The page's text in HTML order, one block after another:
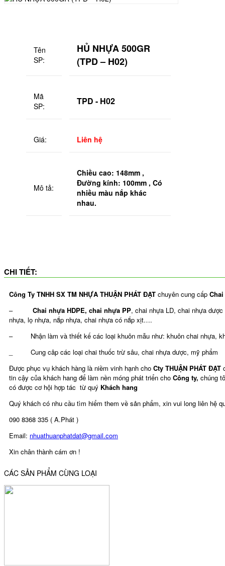
Tên
SP:
HỦ NHỰA 500GR
(TPD – H02)
Mã
SP:
TPD - H02
Giá: Liên hệ
Mô tả:
Chiều cao: 148mm ,
Đường kính: 100mm , Có
nhiều màu nắp khác
nhau.
CHI TIẾT:
Công Ty TNHH SX TM NHỰA THUẬN PHÁT ĐẠT chuyên cung cấp
– Chai nhựa HDPE, chai nhựa PP, chai nhựa LD, chai nhựa
nhựa, lọ nhựa, nắp nhựa, chai nhựa có nắp xịt….
– Nhận làm và thiết kế các loại khuôn mẫu như: khuôn chai nhựa,
_ Cung câp các loại chai thuốc trừ sâu, chai nhựa dược, mỹ phẩm
Được phục vụ khách hàng là niềm vinh hạnh cho Cty THUẬN PHÁT ĐẠT
tin cậy của khách hang để làm nền móng phát triển cho Công ty, chúng
có được cơ hội hợp tác từ quý Khách hang
Quý khách có nhu cầu tìm hiểm them về sản phẩm, xin vui long liên hệ
090 8368 335 ( A.Phát )
Email: nhuathuanphatdat@gmail.com
Xin chân thành cám ơn !
CÁC SẢN PHẨM CÙNG LOẠI